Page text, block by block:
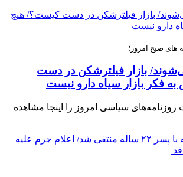
های صبح امروز؛
بازار فیلترشکن در دست
فکر بازار سیاه دارو نیست
سیاسی امروز را اینجا مشاهده